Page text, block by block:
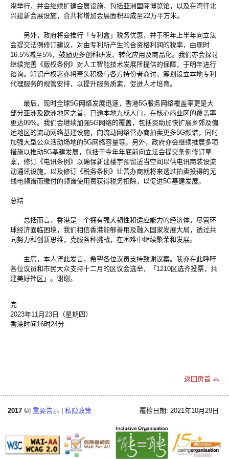
港举行，并会继续扩建会展设施，包括亚洲国际博览馆，以及在湾仔北
兴建新会展设施，合共将增加会展面积四成至22万平方米。
另外，政府将会推行「专利盒」税务优惠，并于明年上半年向立法
会提交法例修订建议，对由专利所产生的合资格利润的税率，由现时
16.5%减至5%，鼓励更多创科研发、转化应用及商品化。我们亦会探讨
继续完善《版权条例》对人工智能技术发展所提供的保障，于明年进行
谘询。知识产权署亦将牵头积极与各方持份者商讨，筹划设立本地专利
代理服务的规管安排，以提升服务质素，促进人才培育。
最后，现时全球5G网络发展迅速，香港5G服务网络覆盖率更是大
部分亚洲及欧洲地区之首，已逾本地九成人口，在核心商业区的覆盖率
更达99%。我们会继续加强5G网络的覆盖，包括资助加快扩展乡郊及偏
远地区的流动网络基建设施，向流动网络营办商拍卖更多5G频谱，同时
加强大型公众活动场地的5G网络容量等。另外，政府亦会继续推展多项
措施以推动5G基建发展，包括于今年年底前向立法会提交条例修订草
案，修订《电讯条例》以确保新建楼宇预留适当空间以供电讯商装设流
动通讯设施，以及修订《税务条例》让营办商就将来透过拍卖投得的无
线电频谱而缴付的频谱使用费获得税务扣除，以促进5G基建发展。
总结
总括而言，香港是一个拥有强大韧性和适应能力的经济体，尽管环
球经济面临困境，我们相信香港能够善用及融入国家发展大局，透过共
同努力和创新思维，克服各种挑战，在困难中继续繁荣和发展。
主席，本人谨此发言，希望各位议员支持致谢议案。我亦在此呼吁
各位议员和市民大众支持十二月的区议会选举，「1210区选齐投票，共
建美好社区」。谢谢。
完
2023年11月23日（星期四）
香港时间16时24分
返回页首
2017 ©| 重要告示 私隐政策 覆检日期: 2021年10月29日